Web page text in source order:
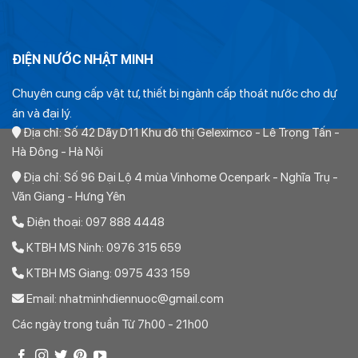
Tê hdpe siết zoănghoặc ba chạc chuyển bậc ép zoăng.
Dùng để chia tới 2 đường ống khác
Tê thu hdpe siết zoăng
zoăng. Dùng để chia tới 1 đường ống khác nhỏ hơn
Măng sông ren ngoài hdpe siết zoănghoặc khâu nối ren
ngoài ép zoăng. Dùng để kết nối ống với thiết bị có ren trong
ví dụ như máy bơm
Măng sông ren trong hdpe siết zoăng
trong ép zoăng. Dùng để kết nối ống với thiết bị có ren ở
ngoài ví dụ như Phao cơ
Đai khởi thủy hdpe. Dùng để trực tiếp lấy ra 1 đường dẫn
ĐIỆN NƯỚC NHẬT MINH
Chuyên cung cấp vật tư, thiết bị ngành cấp thoát nước cho dự
án và đại lý.
Địa chỉ: Số 42 Dãy D11 Khu đô thị Geleximco - Lê Trọng Tấn -
Hà Đông - Hà Nội
Địa chỉ: Số 96 Đại Lộ 4 mùa Vinhome Ocenpark - Nghĩa Trụ -
Văn Giang - Hưng Yên
Điện thoại: 097 888 4448
KTBH MS Ninh: 0976 315 659
KTBH MS Giang: 0975 433 159
Email: nhatminhdiennuoc@gmail.com
Các ngày trong tuần Từ 7h00 - 21h00